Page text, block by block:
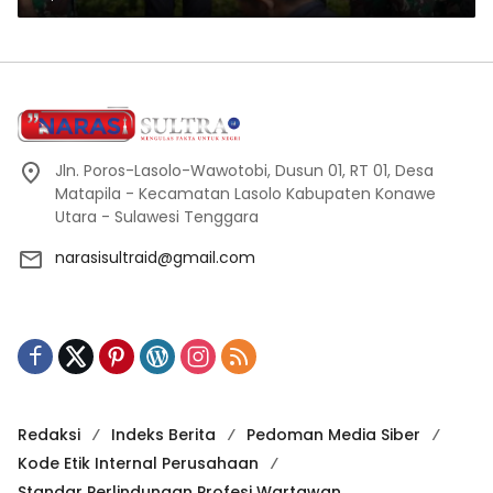
Jln. Poros-Lasolo-Wawotobi, Dusun 01, RT 01, Desa
Matapila - Kecamatan Lasolo Kabupaten Konawe
Utara - Sulawesi Tenggara
narasisultraid@gmail.com
Redaksi Indeks Berita
Pedoman Media Siber
Kode Etik Internal Perusahaan